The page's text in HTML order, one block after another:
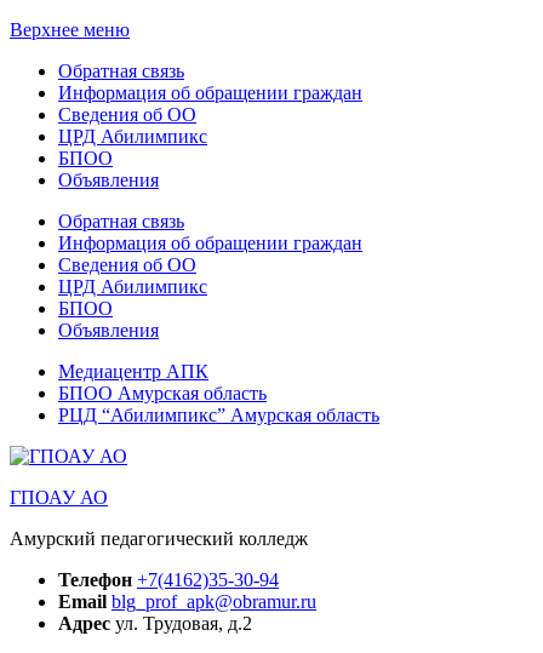
Верхнее меню
Обратная связь
Информация об обращении граждан
Сведения об ОО
ЦРД Абилимпикс
БПОО
Объявления
Обратная связь
Информация об обращении граждан
Сведения об ОО
ЦРД Абилимпикс
БПОО
Объявления
Медиацентр АПК
БПОО Амурская область
РЦД “Абилимпикс” Амурская область
ГПОАУ АО
Амурский педагогический колледж
Телефон +7(4162)35-30-94
Email blg_prof_apk@obramur.ru
Адрес ул. Трудовая, д.2